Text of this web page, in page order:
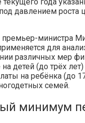
давлением роста
премьер-министра
для
различных мер
детей (до трёх
на ребёнка (до
семей.
минимум